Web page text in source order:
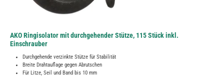
AKO Ringisolator mit durchgehender Stütze, 115 Stück inkl.
Einschrauber
Durchgehende verzinkte Stütze für Stabilität
Breite Drahtauflage gegen Abrutschen
Für Litze, Seil und Band bis 10 mm